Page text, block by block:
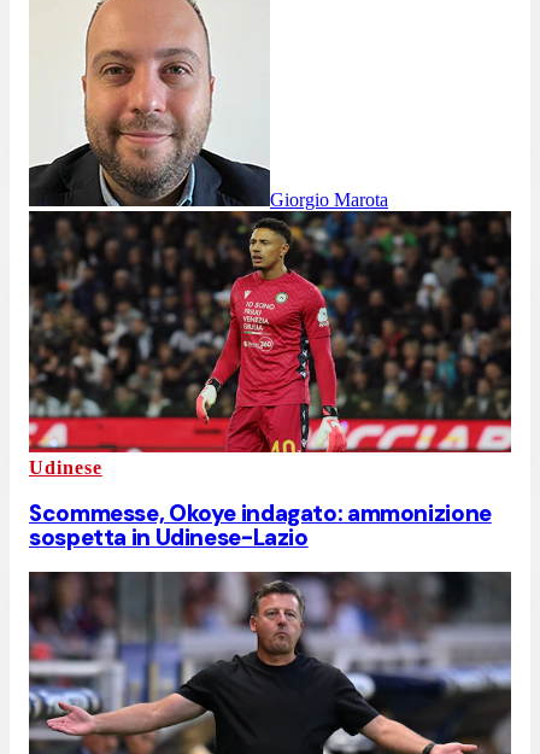
Giorgio Marota
Udinese
Scommesse, Okoye indagato: ammonizione
sospetta in Udinese-Lazio